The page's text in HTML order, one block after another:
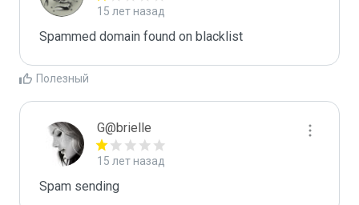
15 лет назад
Spammed domain found on blacklist
Полезный
G@brielle
15 лет назад
Spam sending